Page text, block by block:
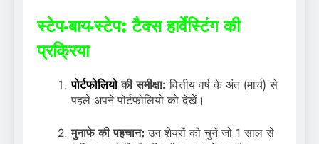
स्टेप-बाय-स्टेप: टैक्स हार्वेस्टिंग की
प्रक्रिया
पोर्टफोलियो की समीक्षा: वित्तीय वर्ष के अंत (मार्च) से
पहले अपने पोर्टफोलियो को देखें।
मुनाफे की पहचान: उन शेयरों को चुनें जो 1 साल से